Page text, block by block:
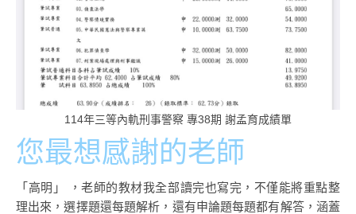
114年三等內軌刑事警察 專38期 謝孟育成績單
您最想感謝的老師
「高明」 ，老師的教材我全部讀完也寫完，不僅能將重點整
理出來，選擇題還每題解析，還有申論題每題都有解答，涵蓋